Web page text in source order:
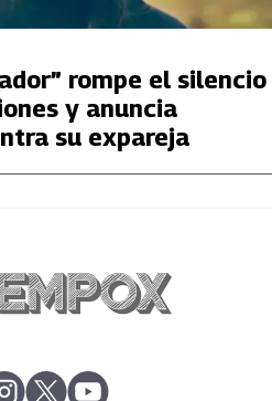
rompe el silencio
y anuncia
su expareja
en nueva pestaña
abre en nueva pestaña
abre en nueva pestaña